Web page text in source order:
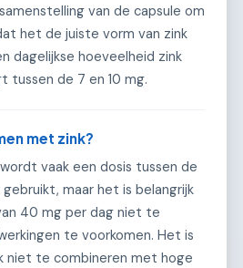
van de capsule om
het de juiste vorm van zink
dagelijkse hoeveelheid zink
tussen de 7 en 10 mg.
met zink?
vaak een dosis tussen de
maar het is belangrijk
40 mg per dag niet te
te voorkomen. Het is
niet te combineren met hoge